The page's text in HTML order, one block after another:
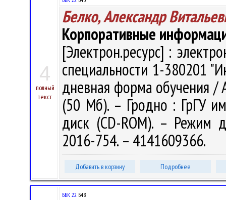
4
полный
текст
Белко, Александр
Корпоративные
[Электрон.ресурс] :
специальности 1-380201
дневная форма обучения /
(50 Мб). – Гродно : ГрГУ
диск (CD-ROM). – Режим
2016-754. – 4141609366.
Добавить в корзину Подробнее
ББК 22.Б48